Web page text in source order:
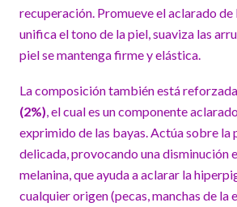
recuperación. Promueve el aclarado
unifica el tono de la piel, suaviza las
piel se mantenga firme y elástica.
La composición también está
(2%), el cual es un componente
exprimido de las bayas. Actúa sobre la
delicada, provocando una disminución
melanina, que ayuda a aclarar la
cualquier origen (pecas, manchas de la